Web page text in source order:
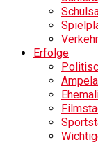
Erfolge